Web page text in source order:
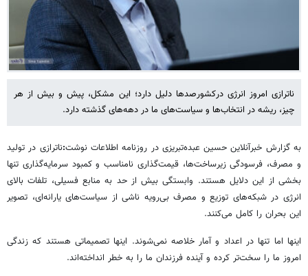
ناترازی امروز انرژی درکشورصدها دلیل دارد؛ این مشکل، پیش و بیش از هر
چیز، ریشه در انتخاب‌ها و سیاست‌های ما در دهه‌های گذشته دارد.
به گزارش خبرآنلاین حسین عبده‌تبریزی در روزنامه اطلاعات نوشت:ناترازی در تولید
و مصرف، فرسودگی زیرساخت‌ها، قیمت‌گذاری نامناسب و کمبود سرمایه‌گذاری تنها
بخشی از این دلایل‌ هستند. وابستگی بیش از حد به منابع فسیلی، تلفات بالای
انرژی در شبکه‌های توزیع و مصرف بی‌رویه‌ ناشی از سیاست‌های یارانه‌ای، تصویر
این بحران را کامل می‌کنند.
اینها اما تنها در اعداد و آمار خلاصه نمی‌شوند. اینها تصمیماتی هستند که زندگی
امروز ما را سخت‌تر کرده و آینده‌ فرزندان ما را به خطر انداخته‌اند.